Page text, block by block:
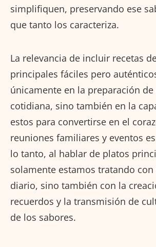
simplifiquen, preservando ese
que tanto los caracteriza.
La relevancia de incluir recetas
principales fáciles pero
únicamente en la preparación
cotidiana, sino también en la
estos para convertirse en el
reuniones familiares y eventos
lo tanto, al hablar de platos
solamente estamos tratando
diario, sino también con la
recuerdos y la transmisión de
de los sabores.